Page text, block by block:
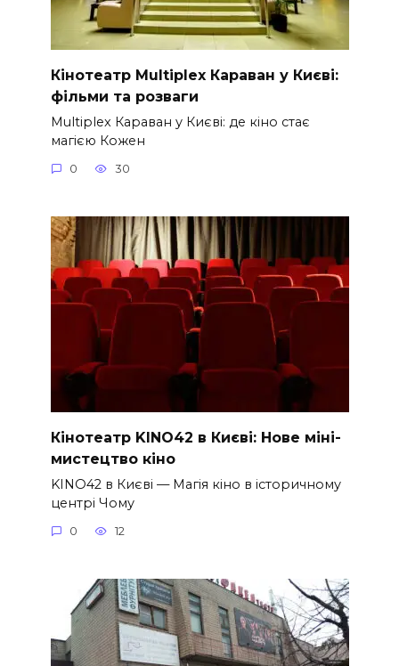
Кінотеатр Multiplex Караван у Києві:
фільми та розваги
Multiplex Караван у Києві: де кіно стає
магією Кожен
0 30
Кінотеатр KINO42 в Києві: Нове міні-
мистецтво кіно
KINO42 в Києві — Магія кіно в історичному
центрі Чому
0 12